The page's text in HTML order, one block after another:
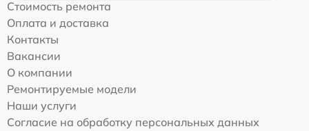
Стоимость ремонта
Оплата и доставка
Контакты
Вакансии
О компании
Ремонтируемые модели
Наши услуги
Согласие на обработку персональных данных